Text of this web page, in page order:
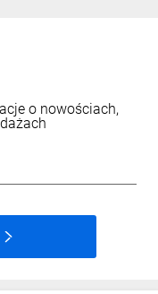
o nowościach,